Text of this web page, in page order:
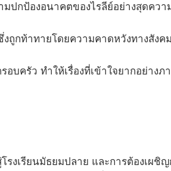
มปกป้องอนาคตของไรลีย์อย่างสุดควา
งถูกท้าทายโดยความคาดหวังทางสังค
บครัว ทำให้เรื่องที่เข้าใจยากอย่างภ
รงเรียนมัธยมปลาย และการต้องเผชิ